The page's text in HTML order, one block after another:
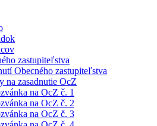
zastupiteľstva
Obecného zastupiteľstva
na zasadnutie OcZ
na OcZ č. 1
na OcZ č. 2
na OcZ č. 3